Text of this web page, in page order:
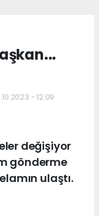
- 12:09
değişiyor
gönderme
ulaştı.